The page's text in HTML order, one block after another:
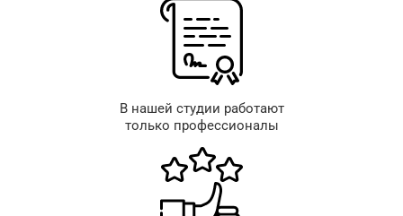
В нашей студии работают
только профессионалы